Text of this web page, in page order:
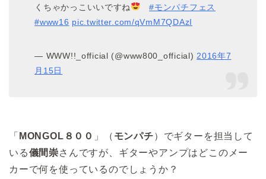
くちゃかっこいいですね
#モンパチフェス
#www16 pic.twitter.com/qVmM7QDAzI
— WWW!!_official (@www800_official) 2016年7
月15日
「 MONGOL８００ 」（ モンパチ）でギターを担当して
いる儀間崇さんですが、ギターやアンプはどこのメー
カーで何を使っているのでしょうか？